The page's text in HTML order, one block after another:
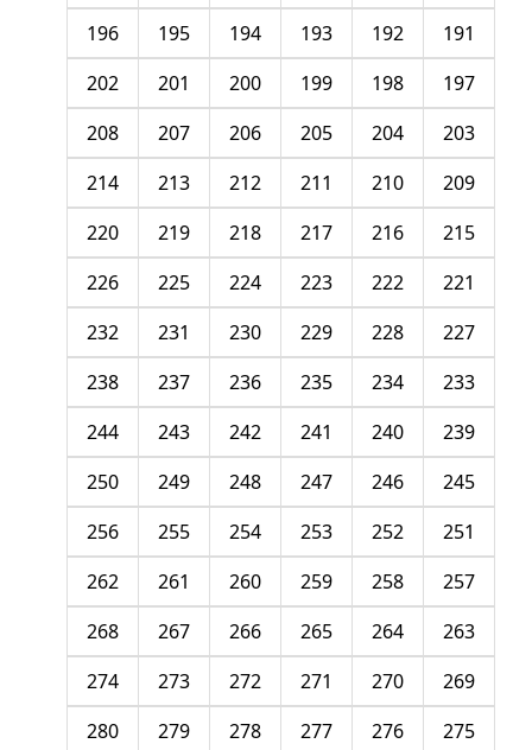
191
192
193
194
195
196
197
198
199
200
201
202
203
204
205
206
207
208
209
210
211
212
213
214
215
216
217
218
219
220
221
222
223
224
225
226
227
228
229
230
231
232
233
234
235
236
237
238
239
240
241
242
243
244
245
246
247
248
249
250
251
252
253
254
255
256
257
258
259
260
261
262
263
264
265
266
267
268
269
270
271
272
273
274
275
276
277
278
279
280